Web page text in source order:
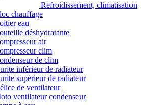
Refroidissement, climatisation
chauffage
eau
déshydratante
air
clim
de clim
inférieur de radiateur
supérieur de radiateur
de ventilateur
ventilateur condenseur